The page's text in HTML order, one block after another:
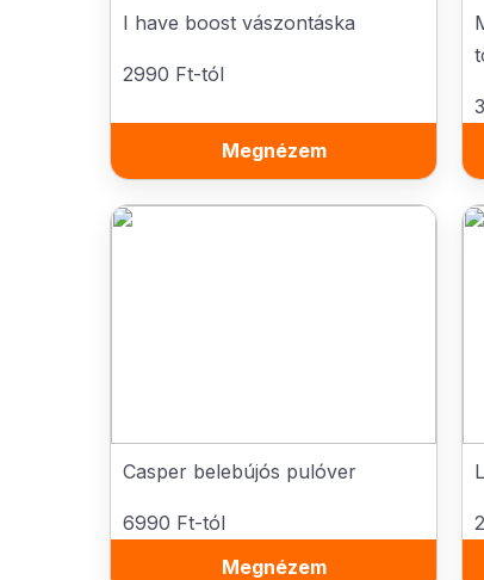
I have boost vászontáska
2990 Ft-tól
Megnézem
Casper belebújós pulóver
6990 Ft-tól
Megnézem